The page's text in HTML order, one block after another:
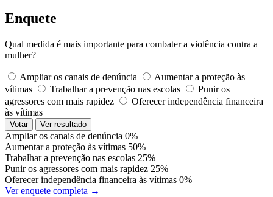
Enquete
Qual medida é mais importante para combater a violência contra a
mulher?
Ampliar os canais de denúncia
Aumentar a proteção às
vítimas
Trabalhar a prevenção nas escolas
Punir os
agressores com mais rapidez
Oferecer independência financeira
às vítimas
Votar Ver resultado
Ampliar os canais de denúncia 0%
Aumentar a proteção às vítimas 50%
Trabalhar a prevenção nas escolas 25%
Punir os agressores com mais rapidez 25%
Oferecer independência financeira às vítimas 0%
Ver enquete completa →